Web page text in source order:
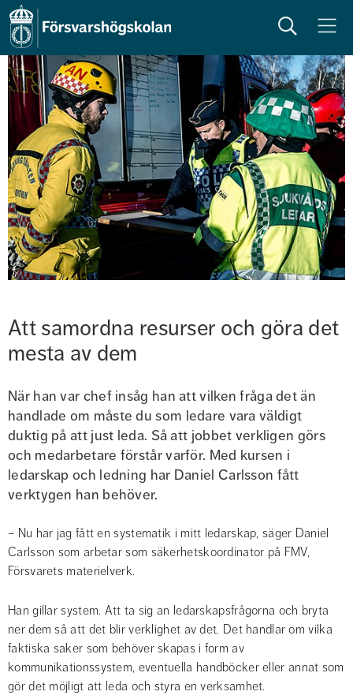
Sök Meny
Att samordna resurser och göra det
mesta av dem
När han var chef insåg han att vilken fråga det än
handlade om måste du som ledare vara väldigt
duktig på att just leda. Så att jobbet verkligen görs
och medarbetare förstår varför. Med kursen i
ledarskap och ledning har Daniel Carlsson fått
verktygen han behöver.
– Nu har jag fått en systematik i mitt ledarskap, säger Daniel
Carlsson som arbetar som säkerhetskoordinator på FMV,
Försvarets materielverk.
Han gillar system. Att ta sig an ledarskapsfrågorna och bryta
ner dem så att det blir verklighet av det. Det handlar om vilka
faktiska saker som behöver skapas i form av
kommunikationssystem, eventuella handböcker eller annat som
gör det möjligt att leda och styra en verksamhet.